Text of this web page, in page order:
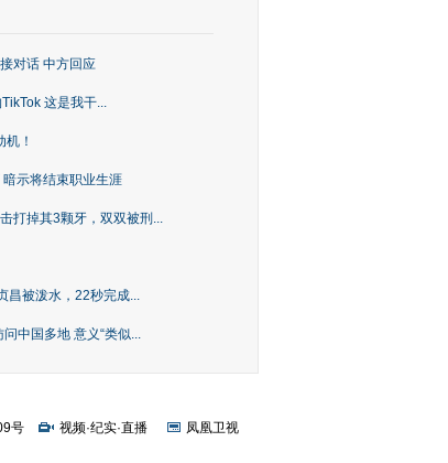
对话 中方回应
这是我干...
！
示将结束职业生涯
打掉其3颗牙，双双被刑...
昌被泼水，22秒完成...
中国多地 意义“类似...
号 视频·纪实·直播
凤凰卫视